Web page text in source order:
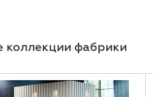
коллекции фабрики